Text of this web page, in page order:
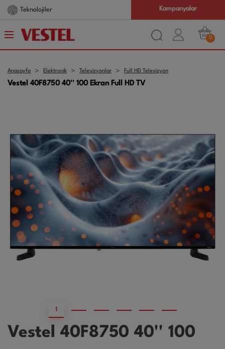
Teknolojiler Kampanyalar
0
Anasayfa Elektronik Televizyonlar Full HD Televizyon
Vestel 40F8750 40'' 100 Ekran Full HD TV
1
Vestel 40F8750 40'' 100